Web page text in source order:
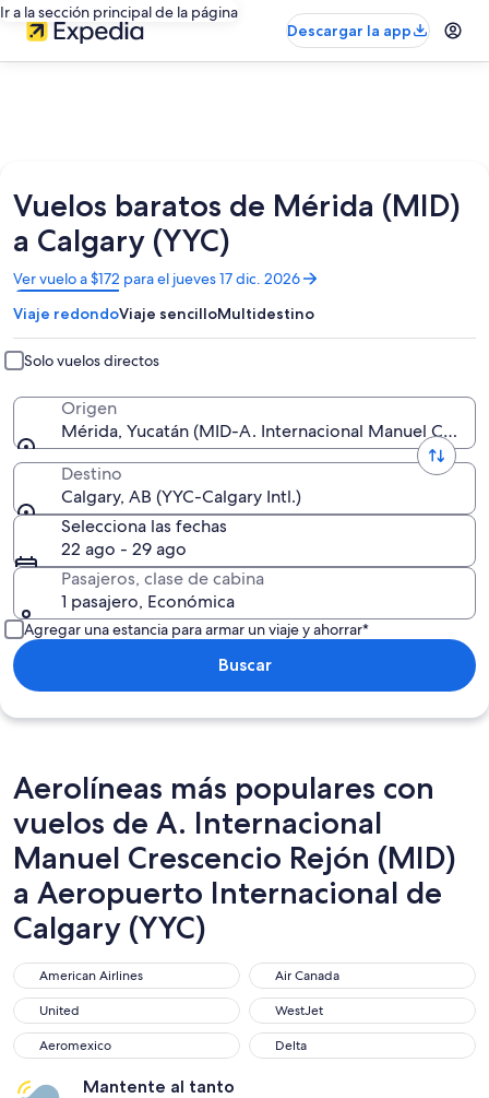
Ir a la sección principal de la página
Descargar la app
Vuelos baratos de Mérida (MID)
a Calgary (YYC)
Ver vuelo a $172 para el jueves 17 dic. 2026
Se
abrirá
en
una
nueva
ventana
Viaje redondoViaje sencilloMultidestino
Solo vuelos directos
Origen
Mérida, Yucatán (MID-A. Internacional Manuel
Destino
Calgary, AB (YYC-Calgary Intl.)
Selecciona las fechas
22 ago - 29 ago
Pasajeros, clase de cabina
1 pasajero, Económica
Agregar una estancia para armar un viaje y ahorrar*
Buscar
Aerolíneas más populares con
vuelos de A. Internacional
Manuel Crescencio Rejón (MID)
a Aeropuerto Internacional de
Calgary (YYC)
American Airlines
American Airlines Air Canada
Air Canada
United
United WestJet
WestJet
Aeromexico
Aeromexico Delta
Delta
Mantente al tanto